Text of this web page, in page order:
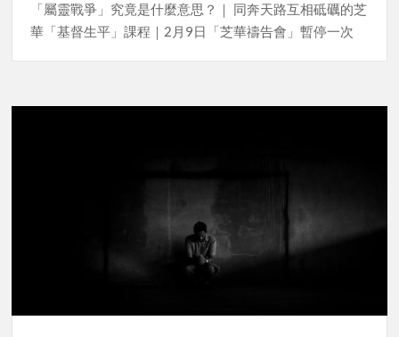
「屬靈戰爭」究竟是什麼意思？｜ 同奔天路互相砥礪的芝
華「基督生平」課程｜2月9日「芝華禱告會」暫停一次